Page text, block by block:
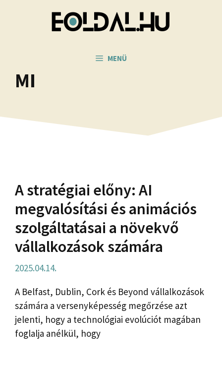
MENÜ
MI
A stratégiai előny: AI
megvalósítási és animációs
szolgáltatásai a növekvő
vállalkozások számára
2025.04.14.
A Belfast, Dublin, Cork és Beyond vállalkozások
számára a versenyképesség megőrzése azt
jelenti, hogy a technológiai evolúciót magában
foglalja anélkül, hogy